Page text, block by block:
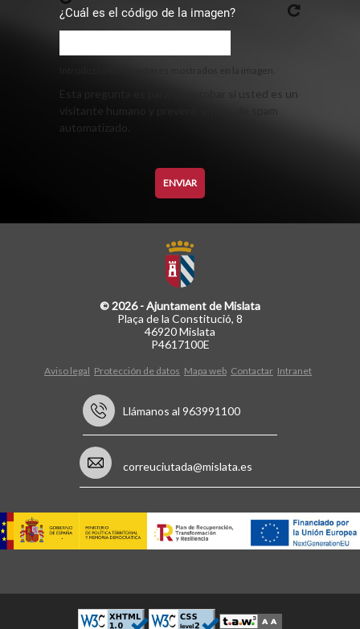
¿Cuál es el código de la imagen?
Introduzca los caracteres mostrados en la imagen.
Esta pregunta es para comprobar si usted es un
visitante humano y prevenir envíos de spam
automatizado.
© 2026 - Ajuntament de Mislata
Plaça de la Constitució, 8
46920 Mislata
P4617100E
Aviso legal Protección de datos Mapa web Contactar Intranet
Llámanos al 963991100
correuciutada@mislata.es